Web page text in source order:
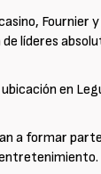
Fournier y
líderes
en
a formar